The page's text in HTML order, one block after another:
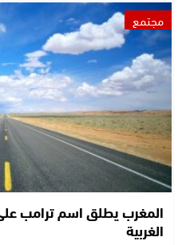
مجتمع
المغرب يطلق اسم ترامب
الغربية